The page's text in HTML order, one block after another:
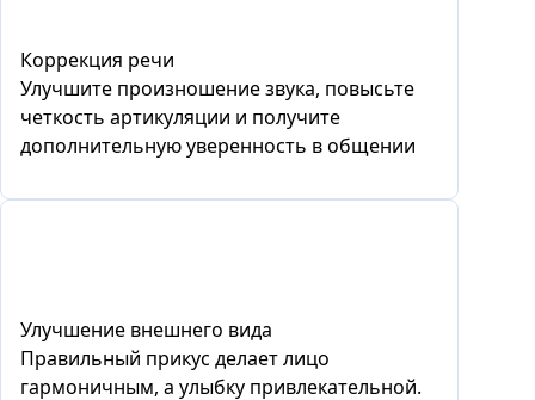
Коррекция речи
Улучшите произношение звука, повысьте
четкость артикуляции и получите
дополнительную уверенность в общении
Улучшение внешнего вида
Правильный прикус делает лицо
гармоничным, а улыбку привлекательной.